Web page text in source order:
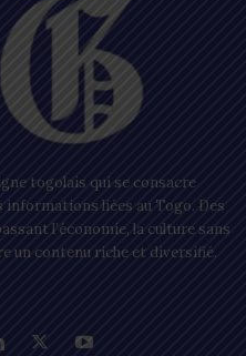
togolais qui se consacre
liées au Togo. Des
l’économie, la culture sans
un contenu riche et diversifié.